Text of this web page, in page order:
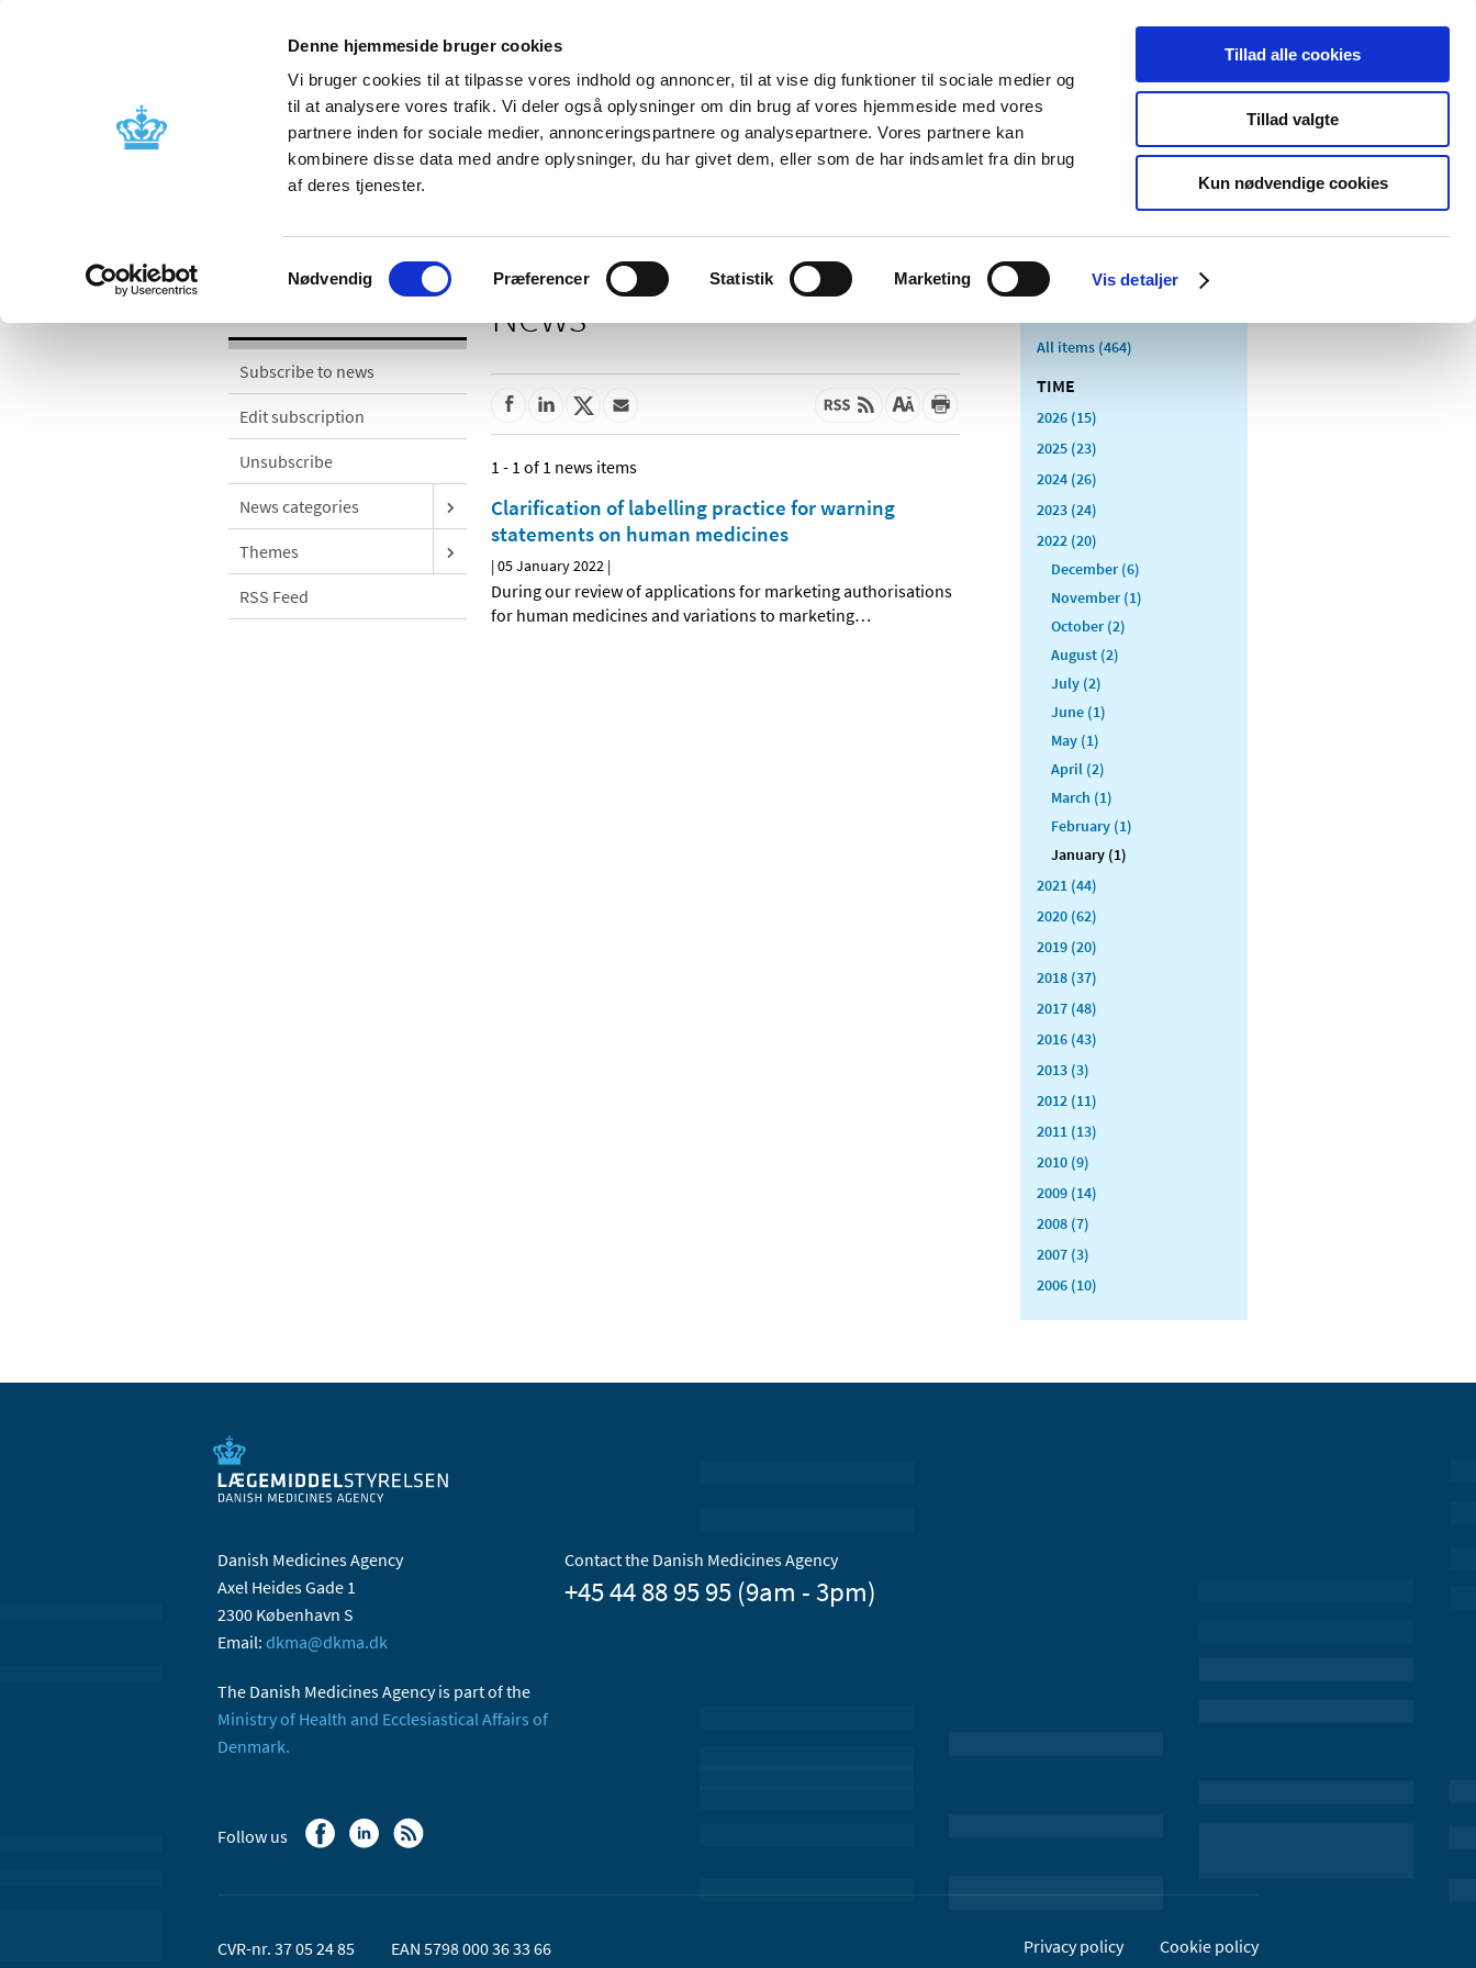
Denne hjemmeside bruger cookies
Vi bruger cookies til at tilpasse vores indhold og annoncer, til at vise dig funktioner til sociale medier og
til at analysere vores trafik. Vi deler også oplysninger om din brug af vores hjemmeside med vores
partnere inden for sociale medier, annonceringspartnere og analysepartnere. Vores partnere kan
kombinere disse data med andre oplysninger, du har givet dem, eller som de har indsamlet fra din brug
af deres tjenester.
Samtykkevalg
Nødvendig Præferencer Statistik Marketing Vis detaljer
Tillad alle cookies
Tillad valgte
Kun nødvendige cookies
News About us Contact us Publications
Licensing and
Side effects and product
information
Reimbursement and
Pharmacies and sale of
Medical
Special product
Subscribe to news
Edit subscription
Unsubscribe
News categories
Themes
RSS Feed
News
1 - 1 of 1 news items
Clarification of labelling practice for warning
statements on human medicines
|05 January 2022 |
During our review of applications for marketing authorisations
for human medicines and variations to marketing…
All items (464)
TIME
2026 (15)
2025 (23)
2024 (26)
2023 (24)
2022 (20)
December (6)
November (1)
October (2)
August (2)
July (2)
June (1)
May (1)
April (2)
March (1)
February (1)
January (1)
2021 (44)
2020 (62)
2019 (20)
2018 (37)
2017 (48)
2016 (43)
2013 (3)
2012 (11)
2011 (13)
2010 (9)
2009 (14)
2008 (7)
2007 (3)
2006 (10)
Danish Medicines Agency
Axel Heides Gade 1
2300 København S
Email: dkma@dkma.dk
The Danish Medicines Agency is part of the
Ministry of Health and Ecclesiastical Affairs of
Denmark.
Contact the Danish Medicines Agency
+45 44 88 95 95 (9am - 3pm)
Follow us
CVR-nr. 37 05 24 85 EAN 5798 000 36 33 66 Privacy policy Cookie policy